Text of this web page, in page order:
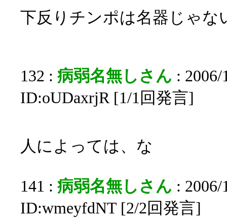
下反りチンポは名器じゃな
132 : 病弱名無しさん :
ID:oUDaxrjR [1/1回発言]
人によっては、な
141 : 病弱名無しさん :
ID:wmeyfdNT [2/2回発言]